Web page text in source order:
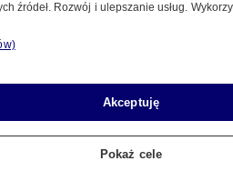
źródeł. Rozwój i ulepszanie usług.
Akceptuję
Pokaż cele